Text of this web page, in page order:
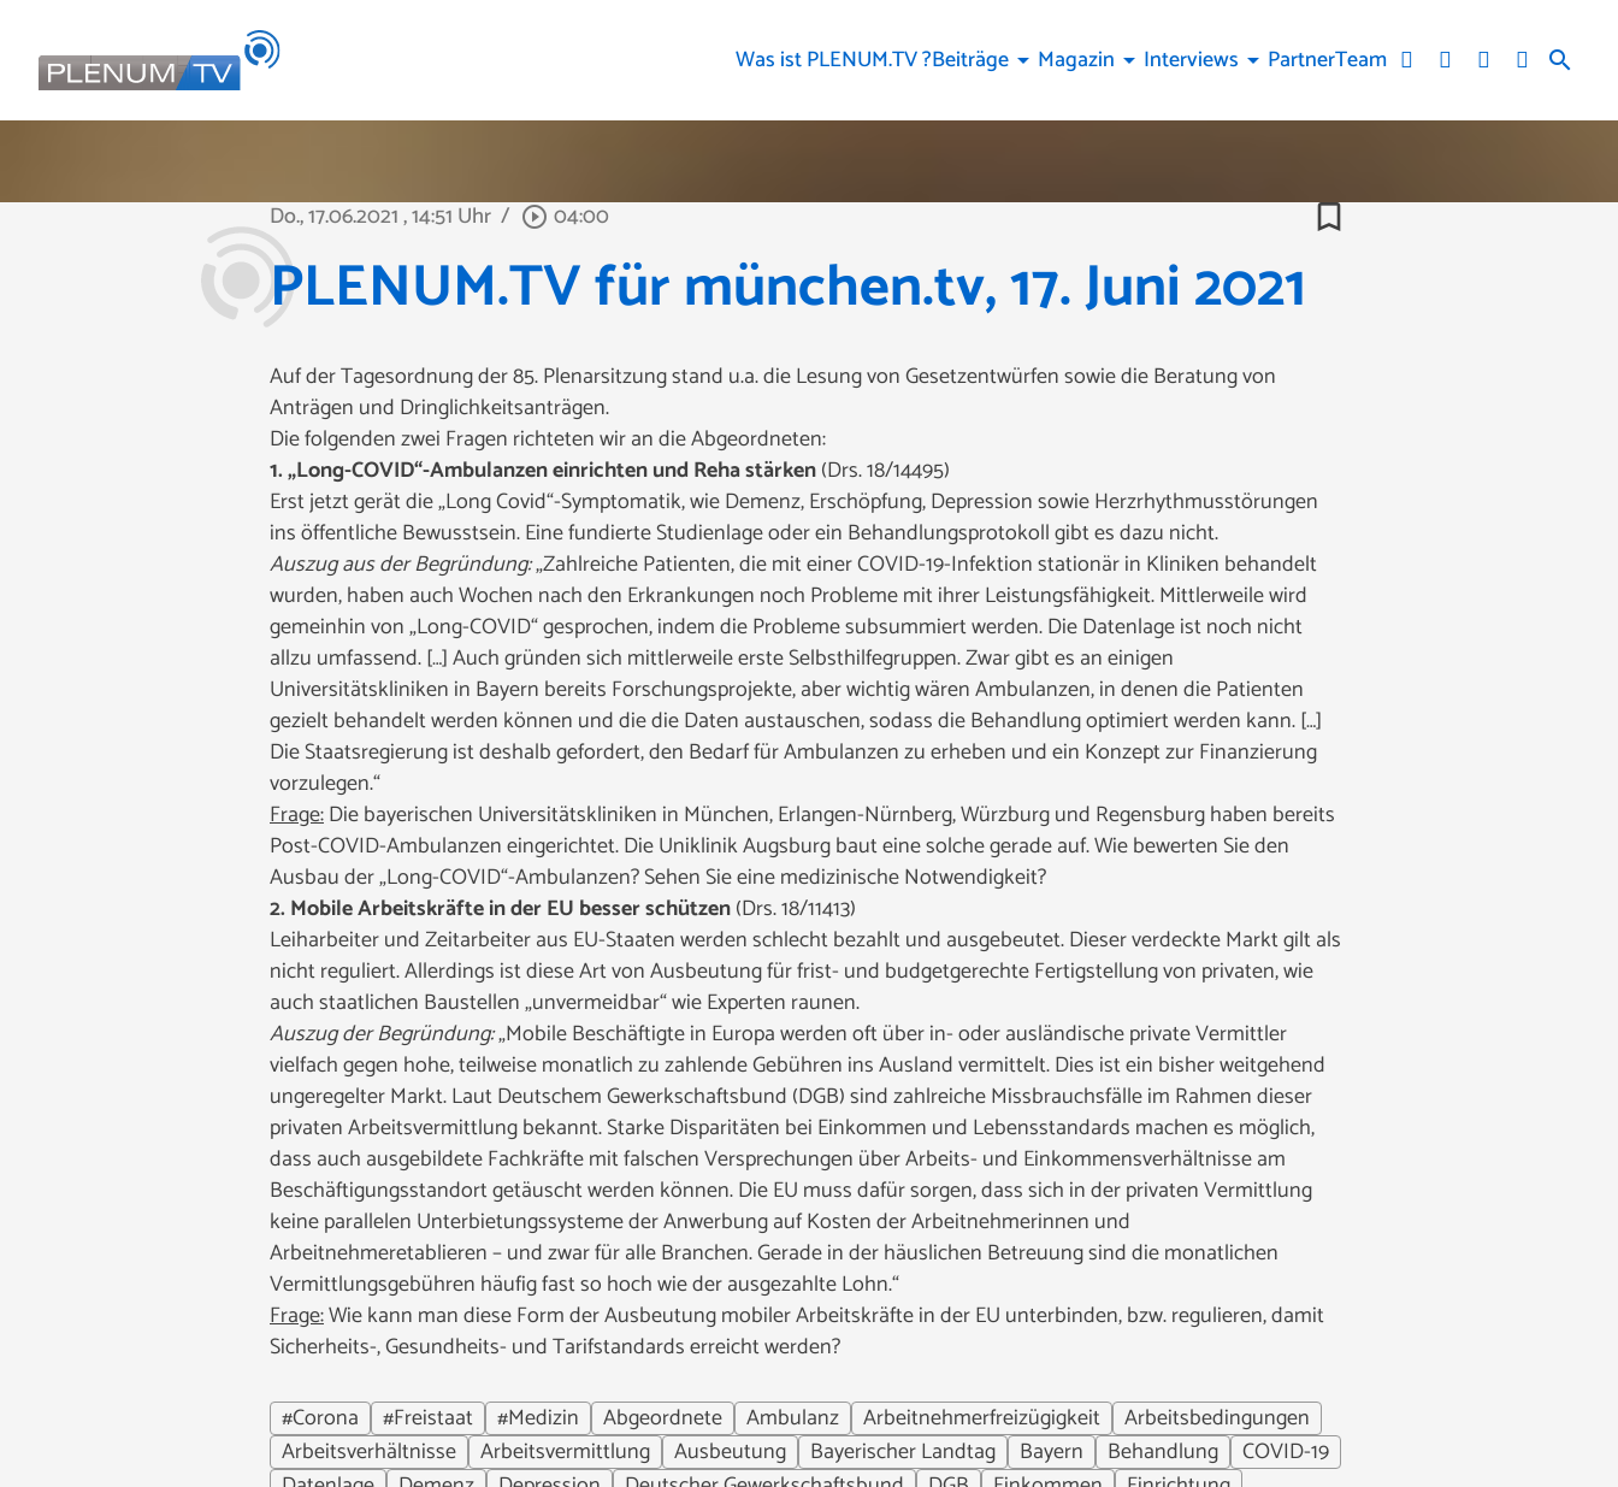
search
Was ist PLENUM.TV ?Beiträge arrow_drop_down Magazin arrow_drop_down Interviews arrow_drop_down PartnerTeam
Do., 17.06.2021, 14:51 Uhr / play_circle_outline 04:00 bookmark_border
PLENUM.TV für münchen.tv, 17. Juni 2021
Auf der Tagesordnung der 85. Plenarsitzung stand u.a. die Lesung von Gesetzentwürfen sowie die Beratung von
Anträgen und Dringlichkeitsanträgen.
Die folgenden zwei Fragen richteten wir an die Abgeordneten:
1. „Long-COVID“-Ambulanzen einrichten und Reha stärken(Drs. 18/14495)
Erst jetzt gerät die „Long Covid“-Symptomatik, wie Demenz, Erschöpfung, Depression sowie Herzrhythmusstörungen
ins öffentliche Bewusstsein. Eine fundierte Studienlage oder ein Behandlungsprotokoll gibt es dazu nicht.
Auszug aus der Begründung:„Zahlreiche Patienten, die mit einer COVID-19-Infektion stationär in Kliniken behandelt
wurden, haben auch Wochen nach den Erkrankungen noch Probleme mit ihrer Leistungsfähigkeit. Mittlerweile wird
gemeinhin von „Long-COVID“ gesprochen, indem die Probleme subsummiert werden. Die Datenlage ist noch nicht
allzu umfassend. […] Auch gründen sich mittlerweile erste Selbsthilfegruppen. Zwar gibt es an einigen
Universitätskliniken in Bayern bereits Forschungsprojekte, aber wichtig wären Ambulanzen, in denen die Patienten
gezielt behandelt werden können und die die Daten austauschen, sodass die Behandlung optimiert werden kann. […]
Die Staatsregierung ist deshalb gefordert, den Bedarf für Ambulanzen zu erheben und ein Konzept zur Finanzierung
vorzulegen.“
Frage:Die bayerischen Universitätskliniken in München, Erlangen-Nürnberg, Würzburg und Regensburg haben bereits
Post-COVID-Ambulanzen eingerichtet. Die Uniklinik Augsburg baut eine solche gerade auf. Wie bewerten Sie den
Ausbau der „Long-COVID“-Ambulanzen? Sehen Sie eine medizinische Notwendigkeit?
2. Mobile Arbeitskräfte in der EU besser schützen(Drs. 18/11413)
Leiharbeiter und Zeitarbeiter aus EU-Staaten werden schlecht bezahlt und ausgebeutet. Dieser verdeckte Markt gilt als
nicht reguliert. Allerdings ist diese Art von Ausbeutung für frist- und budgetgerechte Fertigstellung von privaten, wie
auch staatlichen Baustellen „unvermeidbar“ wie Experten raunen.
Auszug der Begründung:„Mobile Beschäftigte in Europa werden oft über in- oder ausländische private Vermittler
vielfach gegen hohe, teilweise monatlich zu zahlende Gebühren ins Ausland vermittelt. Dies ist ein bisher weitgehend
ungeregelter Markt. Laut Deutschem Gewerkschaftsbund (DGB) sind zahlreiche Missbrauchsfälle im Rahmen dieser
privaten Arbeitsvermittlung bekannt. Starke Disparitäten bei Einkommen und Lebensstandards machen es möglich,
dass auch ausgebildete Fachkräfte mit falschen Versprechungen über Arbeits- und Einkommensverhältnisse am
Beschäftigungsstandort getäuscht werden können. Die EU muss dafür sorgen, dass sich in der privaten Vermittlung
keine parallelen Unterbietungssysteme der Anwerbung auf Kosten der Arbeitnehmerinnen und
Arbeitnehmeretablieren – und zwar für alle Branchen. Gerade in der häuslichen Betreuung sind die monatlichen
Vermittlungsgebühren häufig fast so hoch wie der ausgezahlte Lohn.“
Frage:Wie kann man diese Form der Ausbeutung mobiler Arbeitskräfte in der EU unterbinden, bzw. regulieren, damit
Sicherheits-, Gesundheits- und Tarifstandards erreicht werden?
#Corona
#Freistaat #Medizin Abgeordnete Ambulanz Arbeitnehmerfreizügigkeit
Arbeitsbedingungen
Arbeitsverhältnisse
Arbeitsvermittlung Ausbeutung Bayerischer Landtag Bayern Behandlung
COVID-19